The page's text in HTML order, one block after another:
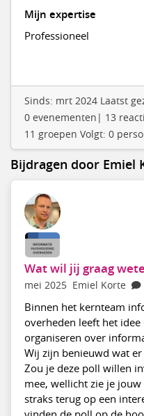
Mijn expertise
Professioneel
Sinds: mrt 2024 Laatst
0 evenementen| 13
11 groepen Volgt: 0
Bijdragen door Emiel
Wat wil jij graag
mei 2025 Emiel Korte
Binnen het kernteam
overheden leeft het
organiseren over
Wij zijn benieuwd wat
Zou je deze poll willen
mee, wellicht zie je
straks terug op een